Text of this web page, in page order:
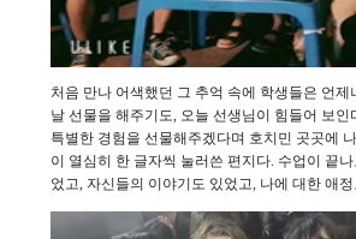
처음 만나 어색했던 그 추억 속에 학생들은 언
날 선물을 해주기도, 오늘 선생님이 힘들어 보
특별한 경험을 선물해주겠다며 호치민 곳곳에
이 열심히 한 글자씩 눌러쓴 편지다. 수업이 끝
었고, 자신들의 이야기도 있었고, 나에 대한 애